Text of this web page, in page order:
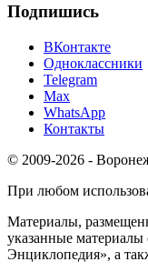
Подпишись
ВКонтакте
Одноклассники
Telegram
Max
WhatsApp
Контакты
© 2009-2026 -
При любом
Материалы,
указанные материалы
Энциклопедия», а